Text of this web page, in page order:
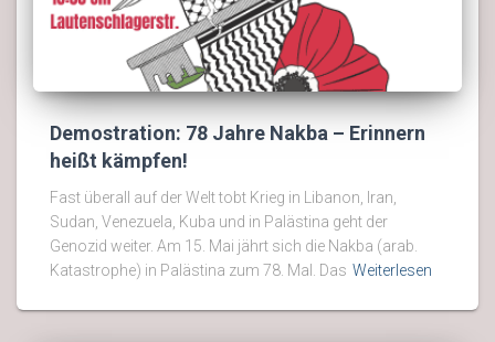
Demostration: 78 Jahre Nakba – Erinnern
heißt kämpfen!
Fast überall auf der Welt tobt Krieg in Libanon, Iran,
Sudan, Venezuela, Kuba und in Palästina geht der
Genozid weiter. Am 15. Mai jährt sich die Nakba (arab.
Katastrophe) in Palästina zum 78. Mal. Das Weiterlesen